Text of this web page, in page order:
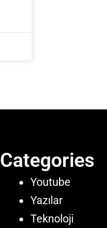
Categories
Youtube
Yazılar
Teknoloji